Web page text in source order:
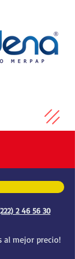
2 46 56 30
al mejor precio!